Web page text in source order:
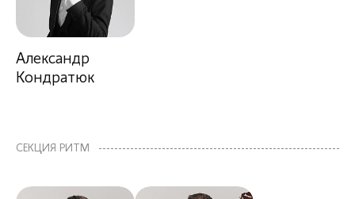
Александр
Кондратюк
СЕКЦИЯ РИТМ